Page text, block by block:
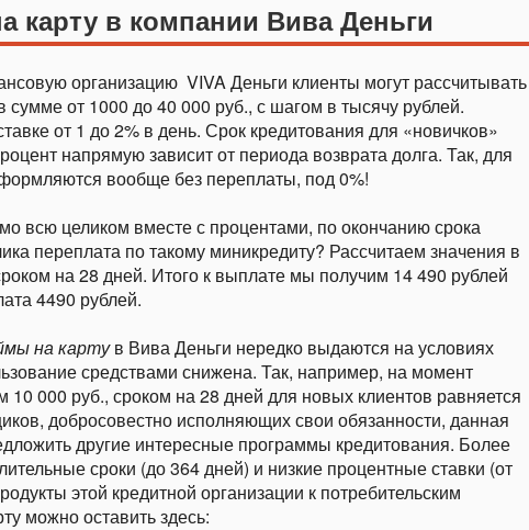
карту в компании Вива Деньги
организацию VIVA Деньги клиенты могут рассчитывать
сумме от 1000 до 40 000 руб., с шагом в тысячу рублей.
от 1 до 2% в день. Срок кредитования для «новичков»
напрямую зависит от периода возврата долга. Так, для
вообще без переплаты, под 0%!
всю целиком вместе с процентами, по окончанию срока
переплата по такому миникредиту? Рассчитаем значения в
на 28 дней. Итого к выплате мы получим 14 490 рублей
4490 рублей.
на картув Вива Деньги нередко выдаются на условиях
средствами снижена. Так, например, на момент
10 000 руб., сроком на 28 дней для новых клиентов равняется
добросовестно исполняющих свои обязанности, данная
другие интересные программы кредитования. Более
сроки (до 364 дней) и низкие процентные ставки (от
этой кредитной организации к потребительским
можно оставить здесь: